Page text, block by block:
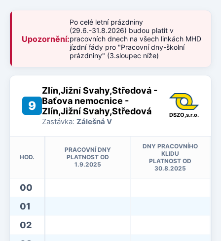
Upozornění:
Po celé letní prázdniny
(29.6.-31.8.2026) budou platit v
pracovních dnech na všech linkách MHD
jízdní řády pro "Pracovní dny-školní
prázdniny" (3.sloupec níže)
9
Zlín,Jižní Svahy,Středová -
Baťova nemocnice -
Zlín,Jižní Svahy,Středová
Zastávka: Zálešná V
DSZO,s.r.o.
HOD.
PRACOVNÍ DNY
PLATNOST OD
1.9.2025
DNY PRACOVNÍHO
KLIDU
PLATNOST OD
30.8.2025
00
01
02